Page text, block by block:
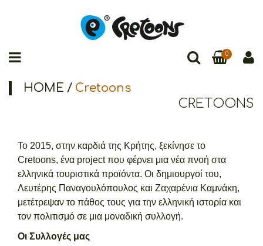
0
HOME / Cretoons
CRETOONS
Το 2015, στην καρδιά της Κρήτης, ξεκίνησε το
Cretoons, ένα project που φέρνει μια νέα πνοή στα
ελληνικά τουριστικά προϊόντα. Οι δημιουργοί του,
Λευτέρης Παναγουλόπουλος και Ζαχαρένια Καμνάκη,
μετέτρεψαν το πάθος τους για την ελληνική ιστορία και
τον πολιτισμό σε μια μοναδική συλλογή.
Οι Συλλογές μας